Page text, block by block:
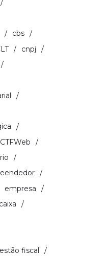
cbs
cnpj
empresa
fiscal